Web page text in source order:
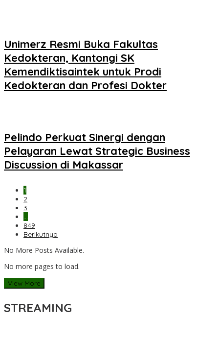
Unimerz Resmi Buka Fakultas
Kedokteran, Kantongi SK
Kemendiktisaintek untuk Prodi
Kedokteran dan Profesi Dokter
Pelindo Perkuat Sinergi dengan
Pelayaran Lewat Strategic Business
Discussion di Makassar
1
2
3
…
849
Berikutnya
No More Posts Available.
No more pages to load.
View More
STREAMING